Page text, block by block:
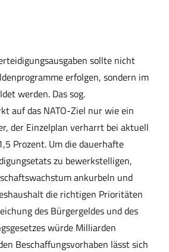
sollte nicht
erfolgen, sondern im
werden. Das sog.
auf das NATO-Ziel nur wie ein
der Einzelplan verharrt bei aktuell
Prozent. Um die dauerhafte
zu bewerkstelligen,
ankurbeln und
die richtigen Prioritäten
des Bürgergeldes und des
würde Milliarden
Beschaffungsvorhaben lässt sich